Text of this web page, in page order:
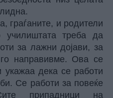
граѓаните, и родители
училиштата треба да
за лажни дојави, за
направивме. Ова се
укажаа дека се работи
Се работи за повеќе
припадници на